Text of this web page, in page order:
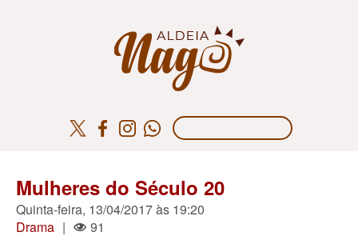
Mulheres do Século 20
Quinta-feira, 13/04/2017 às 19:20
Drama | 91